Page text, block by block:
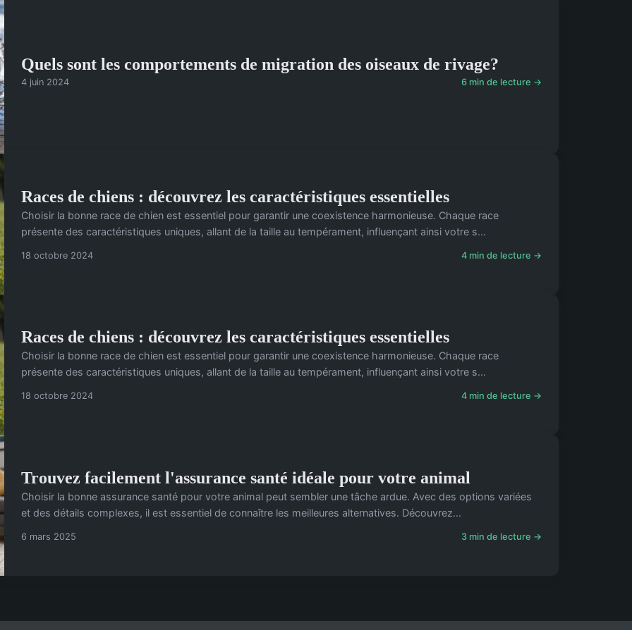
Quels sont les comportements de migration des oiseaux de rivage?
4 juin 2024 6 min de lecture →
Races de chiens : découvrez les caractéristiques essentielles
Choisir la bonne race de chien est essentiel pour garantir une coexistence harmonieuse. Chaque race
présente des caractéristiques uniques, allant de la taille au tempérament, influençant ainsi votre s...
18 octobre 2024 4 min de lecture →
Races de chiens : découvrez les caractéristiques essentielles
Choisir la bonne race de chien est essentiel pour garantir une coexistence harmonieuse. Chaque race
présente des caractéristiques uniques, allant de la taille au tempérament, influençant ainsi votre s...
18 octobre 2024 4 min de lecture →
Trouvez facilement l'assurance santé idéale pour votre animal
Choisir la bonne assurance santé pour votre animal peut sembler une tâche ardue. Avec des options variées
et des détails complexes, il est essentiel de connaître les meilleures alternatives. Découvrez...
6 mars 2025 3 min de lecture →